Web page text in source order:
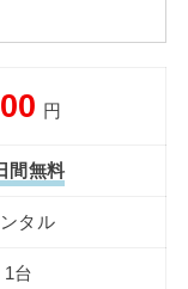
円
間無料
タル
1台